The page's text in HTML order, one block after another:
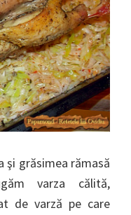
grăsimea rămasă
varza călită,
de varză pe care